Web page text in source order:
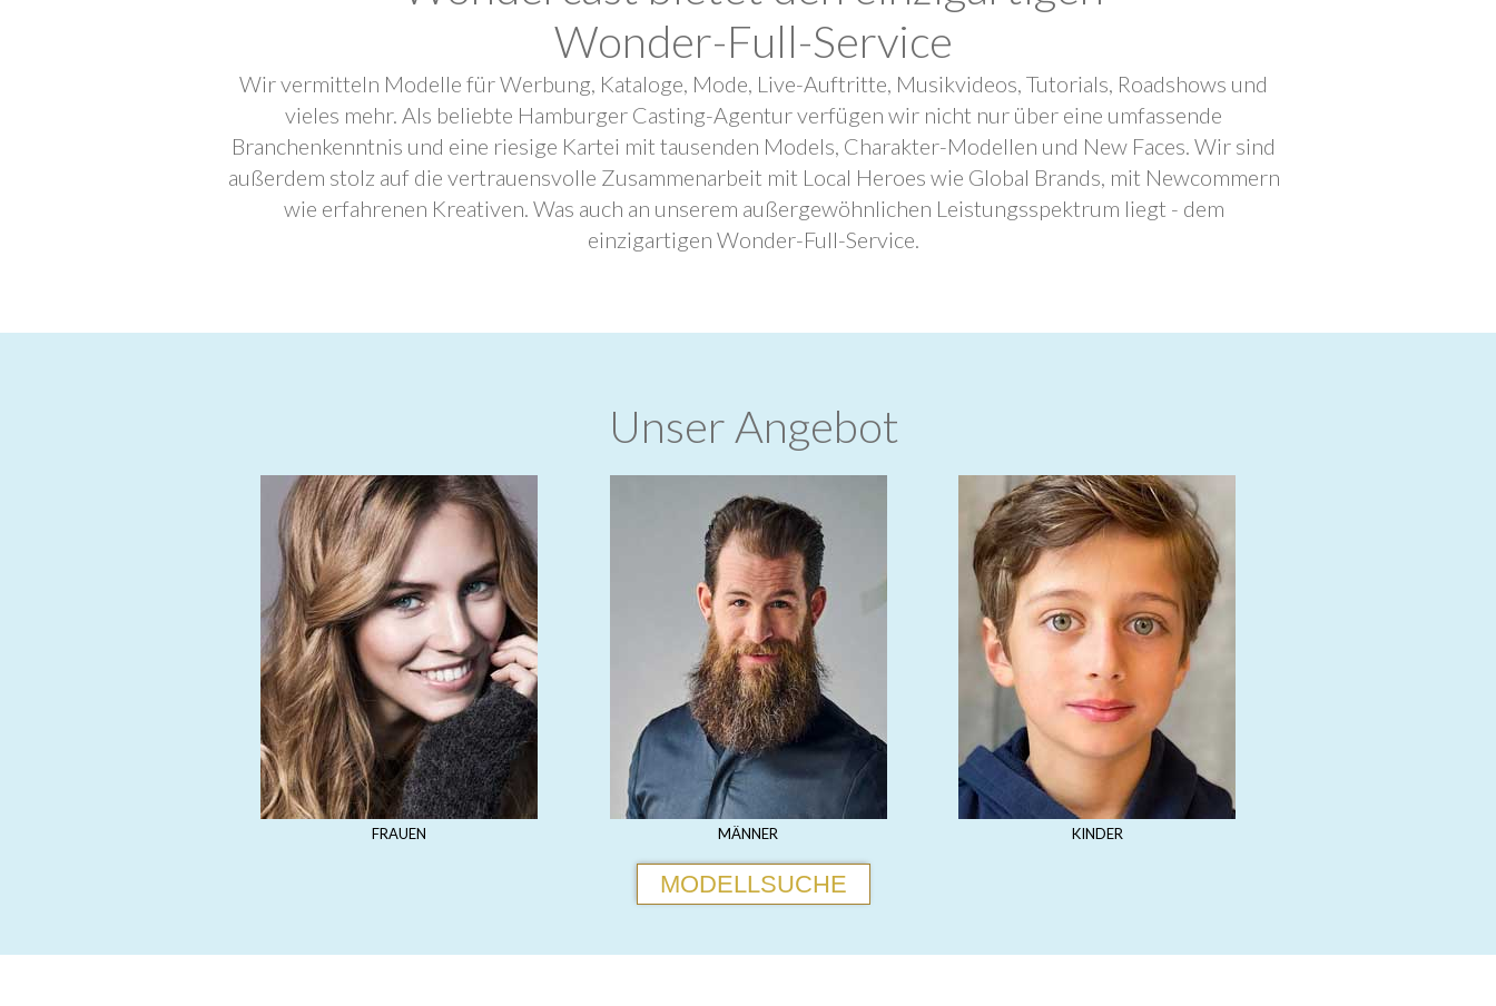
Wonder-Full-Service
Wir vermitteln Modelle für Werbung, Kataloge, Mode, Live-Auftritte, Musikvideos, Tutorials, Roadshows und
vieles mehr. Als beliebte Hamburger Casting-Agentur verfügen wir nicht nur über eine umfassende
Branchenkenntnis und eine riesige Kartei mit tausenden Models, Charakter-Modellen und New Faces. Wir sind
außerdem stolz auf die vertrauensvolle Zusammenarbeit mit Local Heroes wie Global Brands, mit Newcommern
wie erfahrenen Kreativen. Was auch an unserem außergewöhnlichen Leistungsspektrum liegt - dem
einzigartigen Wonder-Full-Service.
Unser Angebot
FRAUEN MÄNNER KINDER
MODELLSUCHE